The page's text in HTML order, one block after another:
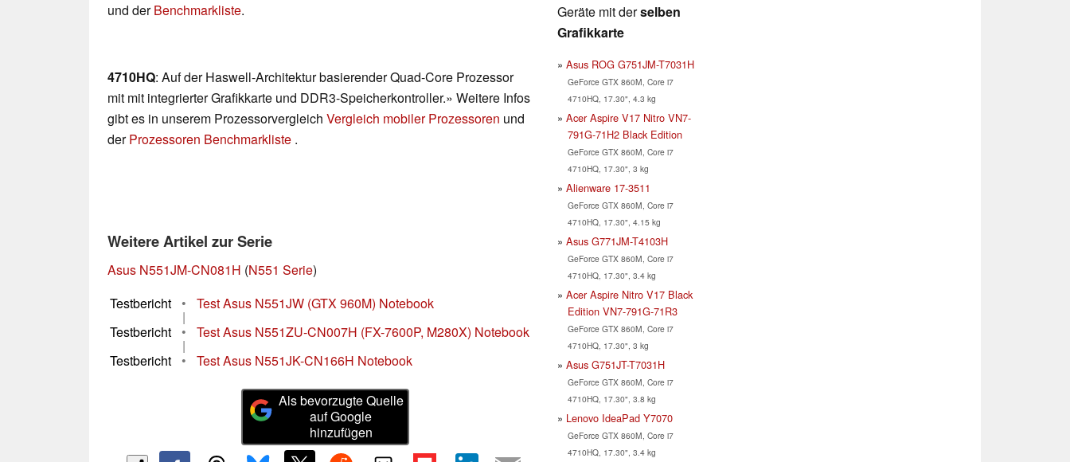
und derBenchmarkliste.
4710HQ: Auf der Haswell-Architektur basierender Quad-Core Prozessor
mit mit integrierter Grafikkarte und DDR3-Speicherkontroller.» Weitere Infos
gibt es in unserem Prozessorvergleich Vergleich mobiler Prozessoren und
derProzessoren Benchmarkliste .
Weitere Artikel zur Serie
Asus N551JM-CN081H (N551 Serie)
Testbericht
• Test Asus N551JW (GTX 960M) Notebook
|
Testbericht
• Test Asus N551ZU-CN007H (FX-7600P, M280X) Notebook
|
Testbericht
• Test Asus N551JK-CN166H Notebook
Als bevorzugte Quelle
auf Google
hinzufügen
Geräte mit derselben
Grafikkarte
Asus ROG G751JM-T7031H
GeForce GTX 860M, Core i7
4710HQ, 17.30", 4.3 kg
Acer Aspire V17 Nitro VN7-
791G-71H2 Black Edition
GeForce GTX 860M, Core i7
4710HQ, 17.30", 3 kg
Alienware 17-3511
GeForce GTX 860M, Core i7
4710HQ, 17.30", 4.15 kg
Asus G771JM-T4103H
GeForce GTX 860M, Core i7
4710HQ, 17.30", 3.4 kg
Acer Aspire Nitro V17 Black
Edition VN7-791G-71R3
GeForce GTX 860M, Core i7
4710HQ, 17.30", 3 kg
Asus G751JT-T7031H
GeForce GTX 860M, Core i7
4710HQ, 17.30", 3.8 kg
Lenovo IdeaPad Y7070
GeForce GTX 860M, Core i7
4710HQ, 17.30", 3.4 kg